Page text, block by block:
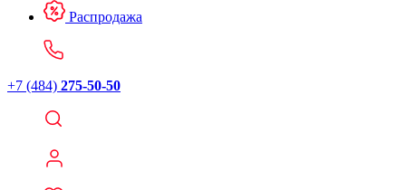
Распродажа
+7 (484) 275-50-50